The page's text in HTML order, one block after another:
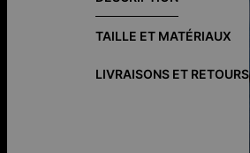
TAILLE ET MATÉRIAUX
LIVRAISONS ET RETOURS